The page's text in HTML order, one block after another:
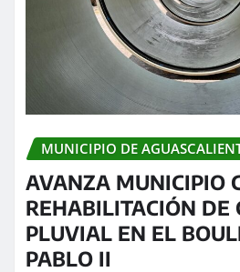
MUNICIPIO DE
AVANZA MUNICIPIO
REHABILITACIÓN DE
PLUVIAL EN EL
PABLO II